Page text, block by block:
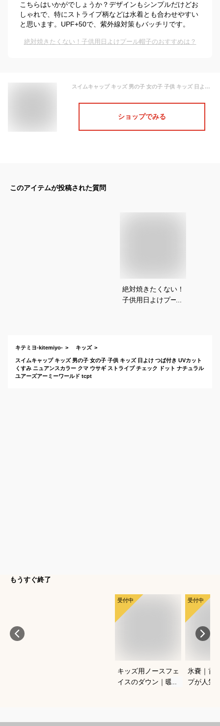
こちらはいかがでしょうか？デザインもシンプルだけどお
しゃれで、特にストライプ柄などは水着とも合わせやすい
と思います。UPF+50で、紫外線対策もバッチリです。
絶対焼きたくない！子供用日よけプール帽子のおすすめは？
スイムキャップ キッズ 男の子 女の子 子供 キッズ 日よけ つば付き UVカット くすみ ニュアンスカラー クマ ウサギ ストライプ チェック ドット ナチュラル ユアーズアーミーワールド tcpt
ショップでみる
このアイテムが投稿された質問
絶対焼きたくない！
子供用日よけプール
キテミヨ-kitemiyo- キッズ
スイムキャップ キッズ 男の子 女の子 子供 キッズ 日よけ つば付き UVカット
くすみ ニュアンスカラー クマ ウサギ ストライプ チェック ドット ナチュラル
ユアーズアーミーワールド tcpt
もうすぐ終了
受付中
キッズ用ノースフェ
イスのダウン｜暖か
受付中
氷嚢｜首
プが人気